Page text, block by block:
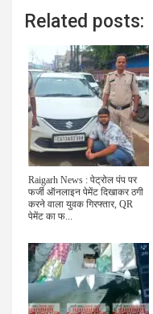
Related posts:
Raigarh News : पेट्रोल पंप पर
फर्जी ऑनलाइन पेमेंट दिखाकर ठगी
करने वाला युवक गिरफ्तार, QR
पेमेंट का फ...